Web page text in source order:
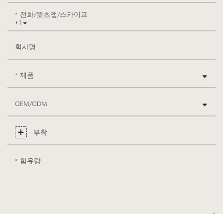
+1
전화/왓츠앱/스카이프
회사명
제품
OEM/ODM
부착
함유량